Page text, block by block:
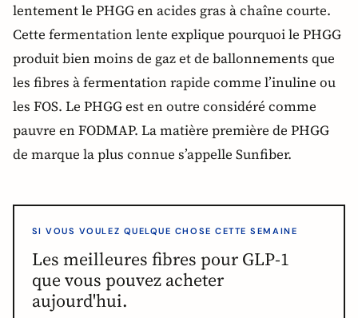
lentement le PHGG en acides gras à chaîne courte.
Cette fermentation lente explique pourquoi le PHGG
produit bien moins de gaz et de ballonnements que
les fibres à fermentation rapide comme l’inuline ou
les FOS. Le PHGG est en outre considéré comme
pauvre en FODMAP. La matière première de PHGG
de marque la plus connue s’appelle Sunfiber.
SI VOUS VOULEZ QUELQUE CHOSE CETTE SEMAINE
Les meilleures fibres pour GLP-1
que vous pouvez acheter
aujourd'hui.